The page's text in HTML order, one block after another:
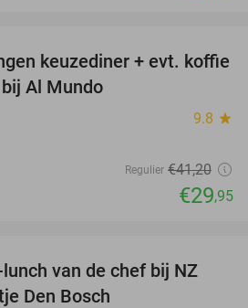
27%
keuzediner + evt. koffie
Al Mundo
9.8 star
Regulier €41,20
€29,95
46%
van de chef bij NZ
Den Bosch